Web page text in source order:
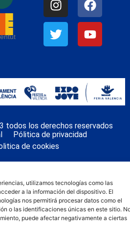
utilizamos tecnologías como las
a la información del dispositivo. El
nos permitirá procesar datos como el
o las identificaciones únicas en este sitio.
puede afectar negativamente a ciertas
todos los derechos reservados
Pólitica de privacidad
de cookies